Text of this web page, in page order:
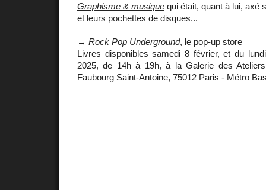
Graphisme & musique qui était, quant à lui, axé
et leurs pochettes de disques...
→ Rock Pop Underground, le pop-up store
Livres disponibles samedi 8 février, et du
2025, de 14h à 19h, à la Galerie des
Faubourg Saint-Antoine, 75012 Paris - Métro